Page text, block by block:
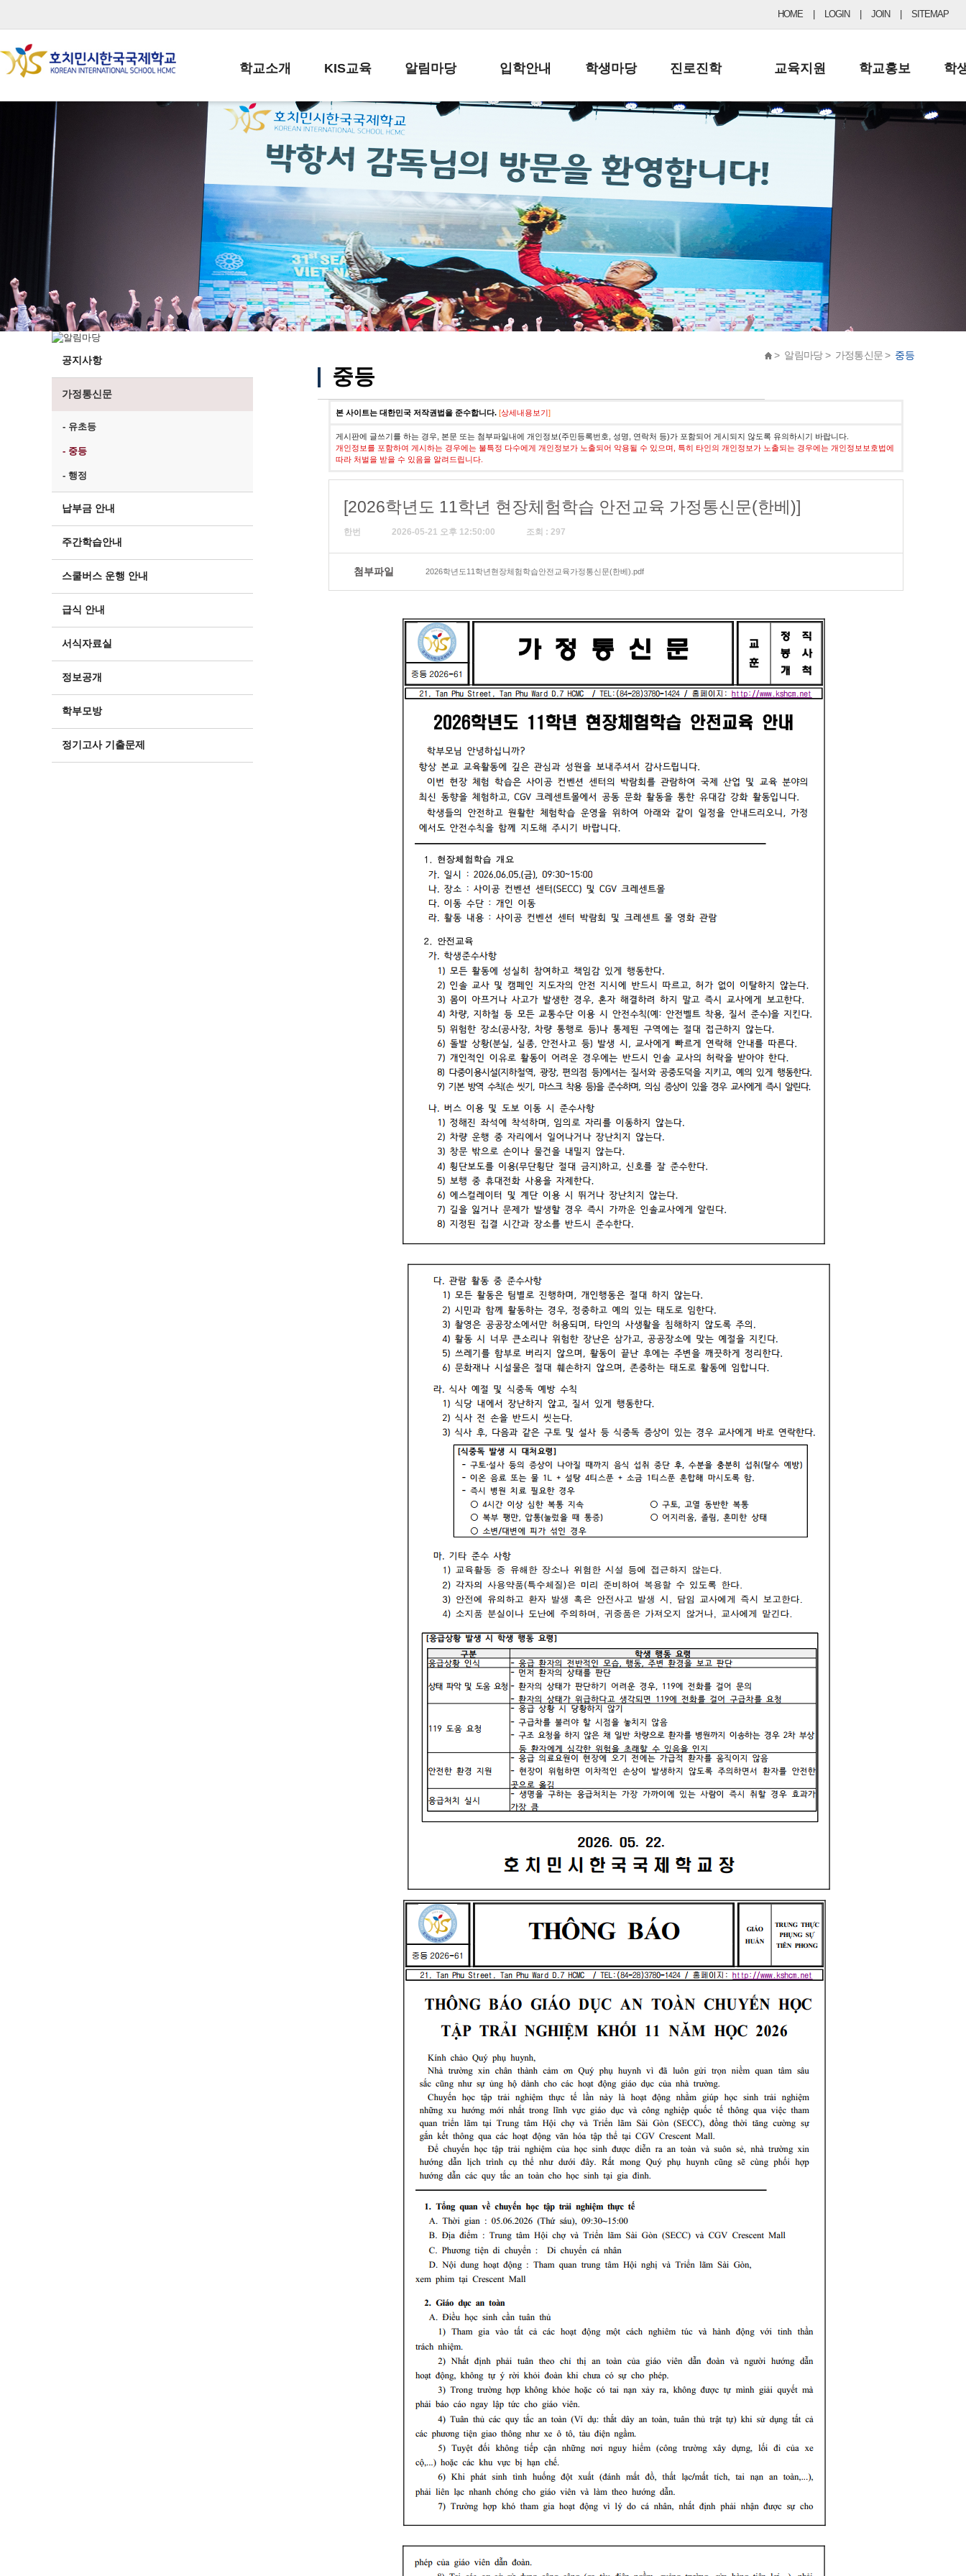
HOME LOGIN JOIN SITEMAP
학교소개
학교장인사말
학교상징
학교연혁
교직원현황
학생현황
위치/전화
전경사진
KIS교육
교육목표
학사일정
일과시간표
성과평가자료
알림마당
공지사항
납부금 안내
스쿨버스 운행 안내
급식안내
서식자료실
학부모방
정기고사 기출문제
입학안내
전-편입 서류양식
입학금/수업료
교복구입안내
학생마당
학생생활규정
학교신문
자율진로동아리
유초등 소식지
진로진학
공지사항 및 입시자료
드림레터
교육지원
행정실
학교운영위원회
학교건축기금
학교홍보
보도자료
학
공지사항
가정통신문
- 유초등
- 중등
- 행정
납부금 안내
주간학습안내
스쿨버스 운행 안내
급식 안내
서식자료실
정보공개
학부모방
정기고사 기출문제
> 알림마당 > 가정통신문 > 중등
중등
본 사이트는 대한민국 저작권법을 준수합니다. [상세내용보기]
게시판에 글쓰기를 하는 경우, 본문 또는 첨부파일내에 개인정보(주민등록번호, 성명, 연락처 등)가 포함되어 게시되지 않도록 유의하시기 바랍니다.
개인정보를 포함하여 게시하는 경우에는 불특정 다수에게 개인정보가 노출되어 악용될 수 있으며, 특히 타인의 개인정보가 노출되는 경우에는 개인정보보호법에
따라 처벌을 받을 수 있음을 알려드립니다.
[2026학년도 11학년 현장체험학습 안전교육 가정통신문(한베)]
한번 2026-05-21 오후 12:50:00 조회 : 297
첨부파일 2026학년도11학년현장체험학습안전교육가정통신문(한베).pdf